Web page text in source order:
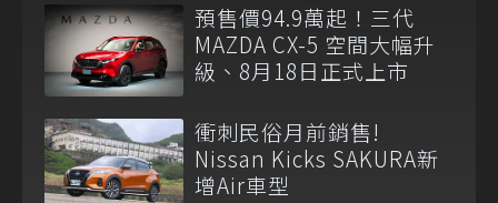
預售價94.9萬起！三代
MAZDA CX-5 空間大幅升
級、8月18日正式上市
衝刺民俗月前銷售!
Nissan Kicks SAKURA新
增Air車型